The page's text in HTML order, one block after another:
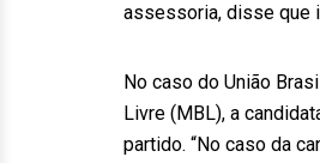
assessoria, disse que
No caso do União
Livre (MBL), a
partido. “No caso da